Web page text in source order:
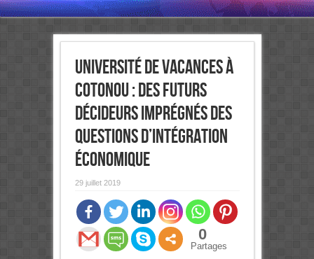
Université de vacances à
Cotonou : Des futurs
décideurs imprégnés des
questions d’intégration
économique
29 juillet 2019
0
Partages